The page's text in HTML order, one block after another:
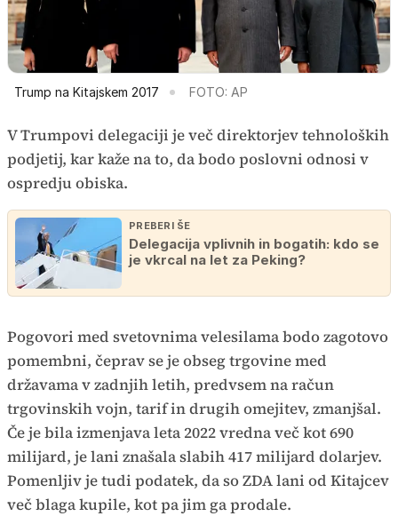
Trump na Kitajskem 2017 FOTO: AP
V Trumpovi delegaciji je več direktorjev tehnoloških
podjetij, kar kaže na to, da bodo poslovni odnosi v
ospredju obiska.
PREBERI ŠE
Delegacija vplivnih in bogatih: kdo se
je vkrcal na let za Peking?
Pogovori med svetovnima velesilama bodo zagotovo
pomembni, čeprav se je obseg trgovine med
državama v zadnjih letih, predvsem na račun
trgovinskih vojn, tarif in drugih omejitev, zmanjšal.
Če je bila izmenjava leta 2022 vredna več kot 690
milijard, je lani znašala slabih 417 milijard dolarjev.
Pomenljiv je tudi podatek, da so ZDA lani od Kitajcev
več blaga kupile, kot pa jim ga prodale.